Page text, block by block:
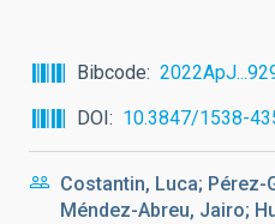
Bibcode
DOI
10.3847/1538-
Costantin, Luca; Pérez-
Méndez-Abreu, Jairo;